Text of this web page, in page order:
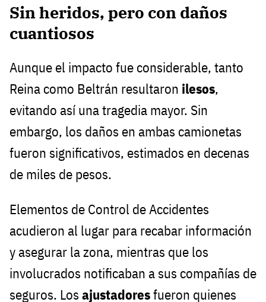
Sin heridos, pero con daños
cuantiosos
Aunque el impacto fue considerable, tanto
Reina como Beltrán resultaron ilesos,
evitando así una tragedia mayor. Sin
embargo, los daños en ambas camionetas
fueron significativos, estimados en decenas
de miles de pesos.
Elementos de Control de Accidentes
acudieron al lugar para recabar información
y asegurar la zona, mientras que los
involucrados notificaban a sus compañías de
seguros. Los ajustadoresfueron quienes